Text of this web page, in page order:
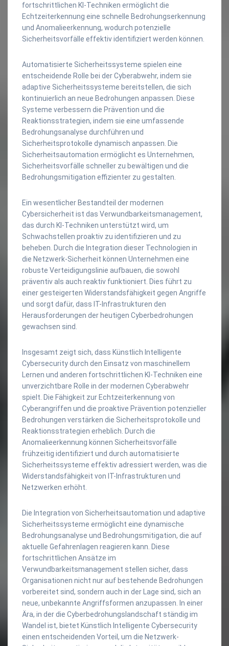
fortschrittlichen KI-Techniken ermöglicht die
Echtzeiterkennung eine schnelle Bedrohungserkennung
und Anomalieerkennung, wodurch potenzielle
Sicherheitsvorfälle effektiv identifiziert werden können.
Automatisierte Sicherheitssysteme spielen eine
entscheidende Rolle bei der Cyberabwehr, indem sie
adaptive Sicherheitssysteme bereitstellen, die sich
kontinuierlich an neue Bedrohungen anpassen. Diese
Systeme verbessern die Prävention und die
Reaktionsstrategien, indem sie eine umfassende
Bedrohungsanalyse durchführen und
Sicherheitsprotokolle dynamisch anpassen. Die
Sicherheitsautomation ermöglicht es Unternehmen,
Sicherheitsvorfälle schneller zu bewältigen und die
Bedrohungsmitigation effizienter zu gestalten.
Ein wesentlicher Bestandteil der modernen
Cybersicherheit ist das Verwundbarkeitsmanagement,
das durch KI-Techniken unterstützt wird, um
Schwachstellen proaktiv zu identifizieren und zu
beheben. Durch die Integration dieser Technologien in
die Netzwerk-Sicherheit können Unternehmen eine
robuste Verteidigungslinie aufbauen, die sowohl
präventiv als auch reaktiv funktioniert. Dies führt zu
einer gesteigerten Widerstandsfähigkeit gegen Angriffe
und sorgt dafür, dass IT-Infrastrukturen den
Herausforderungen der heutigen Cyberbedrohungen
gewachsen sind.
Insgesamt zeigt sich, dass Künstlich Intelligente
Cybersecurity durch den Einsatz von maschinellem
Lernen und anderen fortschrittlichen KI-Techniken eine
unverzichtbare Rolle in der modernen Cyberabwehr
spielt. Die Fähigkeit zur Echtzeiterkennung von
Cyberangriffen und die proaktive Prävention potenzieller
Bedrohungen verstärken die Sicherheitsprotokolle und
Reaktionsstrategien erheblich. Durch die
Anomalieerkennung können Sicherheitsvorfälle
frühzeitig identifiziert und durch automatisierte
Sicherheitssysteme effektiv adressiert werden, was die
Widerstandsfähigkeit von IT-Infrastrukturen und
Netzwerken erhöht.
Die Integration von Sicherheitsautomation und adaptive
Sicherheitssysteme ermöglicht eine dynamische
Bedrohungsanalyse und Bedrohungsmitigation, die auf
aktuelle Gefahrenlagen reagieren kann. Diese
fortschrittlichen Ansätze im
Verwundbarkeitsmanagement stellen sicher, dass
Organisationen nicht nur auf bestehende Bedrohungen
vorbereitet sind, sondern auch in der Lage sind, sich an
neue, unbekannte Angriffsformen anzupassen. In einer
Ära, in der die Cyberbedrohungslandschaft ständig im
Wandel ist, bietet Künstlich Intelligente Cybersecurity
einen entscheidenden Vorteil, um die Netzwerk-